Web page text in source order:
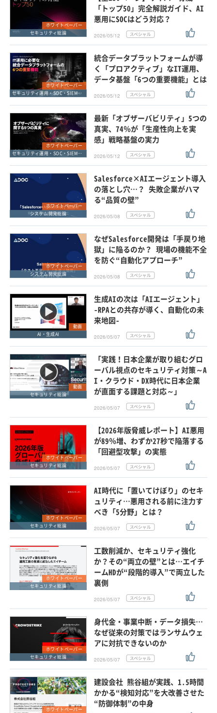
ホワイトペーパー
セキュリティ総論
「トップ50」完全解説ガイド、AI
悪用にSOCはどう対応？
2026/05/12
ホワイトペーパー
セキュリティ運用・SOC・SIEM・ログ管理
統合データプラットフォームが導
く「プロアクティブ」なIT運用、
データ基盤「6つの重要機能」とは
2026/05/12
ホワイトペーパー
セキュリティ運用・SOC・SIEM・ログ管理
最新「オブザーバビリティ」5つの
真実、74％が「生産性向上を実
感」戦略基盤の実力
2026/05/12
ホワイトペーパー
システム開発総論
Salesforce×AIエージェント導入
の落とし穴…？ 失敗企業がハマ
る“品質の壁”
2026/05/08
ホワイトペーパー
システム開発総論
なぜSalesforce開発は「手戻り地
獄」に陥るのか？ 現場の機能不全
を防ぐ“自動化アプローチ”
2026/05/08
動画
AI・生成AI
生成AIの次は「AIエージェント」
-RPAとの共存が導く、自動化の未
来地図-
2026/05/07
動画
セキュリティ総論
「実践！日本企業が取り組むグロ
ーバル視点のセキュリティ対策～A
I・クラウド・DX時代に日本企業
が直面する課題と対応～」
2026/05/07
ホワイトペーパー
セキュリティ総論
【2026年版脅威レポート】AI悪用
が89％増、わずか27秒で陥落する
「回避型攻撃」の実態
2026/05/07
ホワイトペーパー
セキュリティ総論
AI時代に「置いてけぼり」のセキ
ュリティ…悪用される前に注力す
べき「5分野」とは？
2026/05/07
ホワイトペーパー
セキュリティ総論
工数削減か、セキュリティ強化
か？その“両立の壁”とは…エイチ
ームHDが“段階的導入”で両立した
裏側
2026/05/07
ホワイトペーパー
セキュリティ総論
身代金・事業中断・データ損失…
なぜ従来の対策ではランサムウェ
アに対抗できないのか
2026/05/07
ホワイトペーパー
建設会社 熊谷組が実践、1.5時間
かかる“検知対応”を大改善させた
“防御体制”の中身